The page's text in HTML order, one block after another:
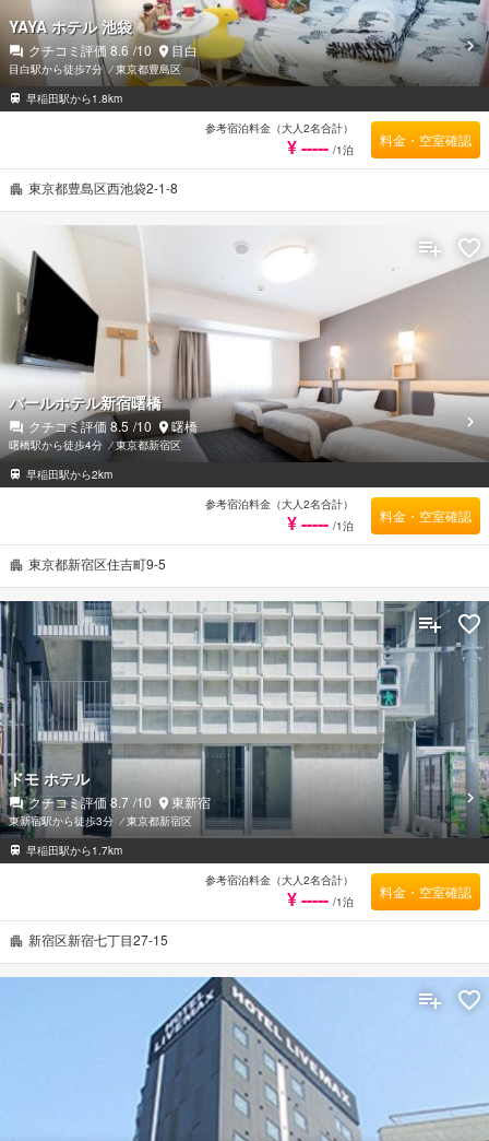
東京都豊島区西池袋2-1-8
YAYA ホテル 池袋
クチコミ評価 8.6 /10 目白
目白駅から徒歩7分 ⁄東京都豊島区
早稲田駅から1.8km
参考宿泊料金（大人2名合計）
¥ ----- /1泊
料金・空室確認
東京都新宿区住吉町9-5
パールホテル新宿曙橋
クチコミ評価 8.5 /10 曙橋
曙橋駅から徒歩4分 ⁄東京都新宿区
早稲田駅から2km
参考宿泊料金（大人2名合計）
¥ ----- /1泊
料金・空室確認
新宿区新宿七丁目27-15
ドモ ホテル
クチコミ評価 8.7 /10 東新宿
東新宿駅から徒歩3分 ⁄東京都新宿区
早稲田駅から1.7km
参考宿泊料金（大人2名合計）
¥ ----- /1泊
料金・空室確認